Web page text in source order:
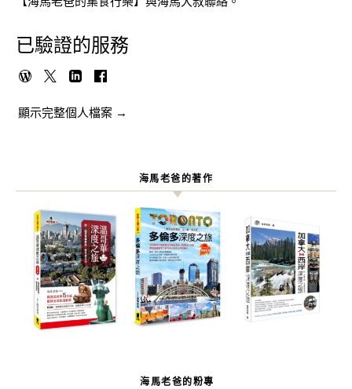
已驗證的服務
顯示完整個人檔案 →
海馬老爸的著作
海馬老爸的粉專